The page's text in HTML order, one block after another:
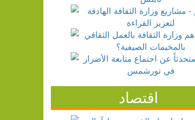
اقتصاد